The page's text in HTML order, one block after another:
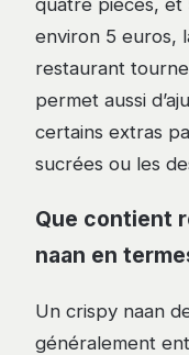
environ 5 euros,
restaurant
permet aussi
certains extras
sucrées ou les
Que contient
naan en
Un crispy naan
généralement